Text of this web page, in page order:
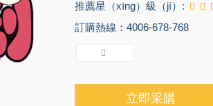
推薦星（xīng）級（jí）:
訂購熱線：4006-678-768
立即采購